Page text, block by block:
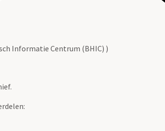
Informatie Centrum (BHIC) )